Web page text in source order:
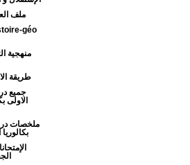
ملف
géo
منهجية
طريقة
جميع
الاولى
ملخصات